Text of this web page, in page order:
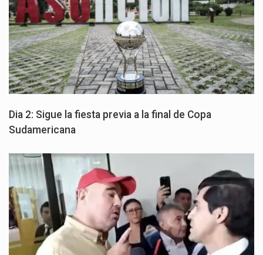
Dia 2: Sigue la fiesta previa a la final de Copa
Sudamericana